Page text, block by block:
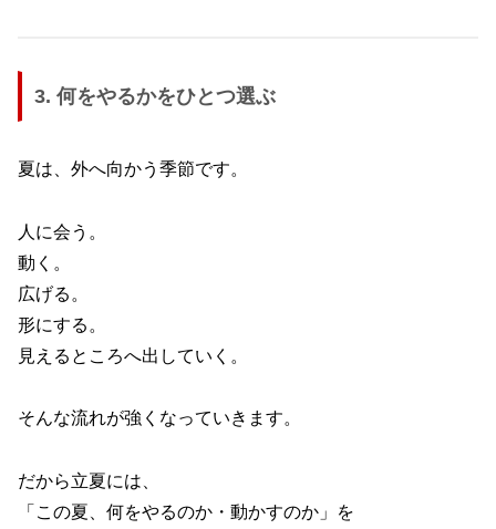
3. 何をやるかをひとつ選ぶ
夏は、外へ向かう季節です。
人に会う。
動く。
広げる。
形にする。
見えるところへ出していく。
そんな流れが強くなっていきます。
だから立夏には、
「この夏、何をやるのか・動かすのか」を